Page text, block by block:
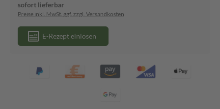
sofort lieferbar
Preise inkl. MwSt. ggf. zzgl. Versandkosten
E-Rezept einlösen